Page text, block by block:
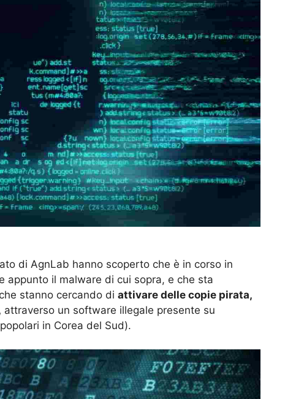
di AgnLab hanno scoperto che è in corso in
appunto il malware di cui sopra, e che sta
stanno cercando di attivare delle copie pirata,
attraverso un software illegale presente su
in Corea del Sud).